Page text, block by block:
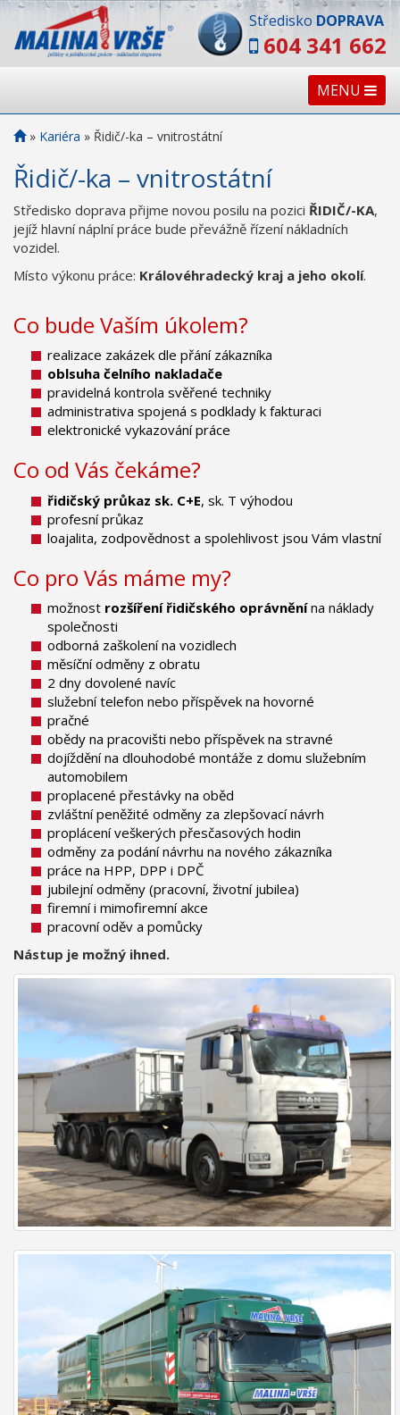
Středisko DOPRAVA
604 341 662
MENU
» Kariéra » Řidič/-ka – vnitrostátní
Řidič/-ka – vnitrostátní
Středisko doprava přijme novou posilu na pozici ŘIDIČ/-KA,
jejíž hlavní náplní práce bude převážně řízení nákladních
vozidel.
Místo výkonu práce: Královéhradecký kraj a jeho okolí.
Co bude Vaším úkolem?
realizace zakázek dle přání zákazníka
oblsuha čelního nakladače
pravidelná kontrola svěřené techniky
administrativa spojená s podklady k fakturaci
elektronické vykazování práce
Co od Vás čekáme?
řidičský průkaz sk. C+E, sk. T výhodou
profesní průkaz
loajalita, zodpovědnost a spolehlivost jsou Vám vlastní
Co pro Vás máme my?
možnost rozšíření řidičského oprávněnína náklady
společnosti
odborná zaškolení na vozidlech
měsíční odměny z obratu
2 dny dovolené navíc
služební telefon nebo příspěvek na hovorné
pračné
obědy na pracovišti nebo příspěvek na stravné
dojíždění na dlouhodobé montáže z domu služebním
automobilem
proplacené přestávky na oběd
zvláštní peněžité odměny za zlepšovací návrh
proplácení veškerých přesčasových hodin
odměny za podání návrhu na nového zákazníka
práce na HPP, DPP i DPČ
jubilejní odměny (pracovní, životní jubilea)
firemní i mimofiremní akce
pracovní oděv a pomůcky
Nástup je možný ihned.